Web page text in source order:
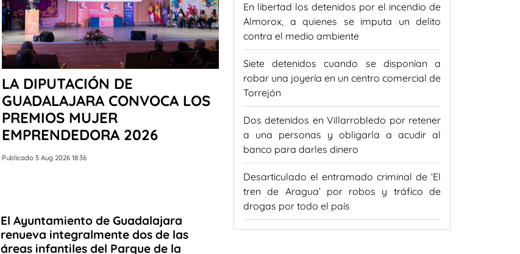
LA DIPUTACIÓN DE
GUADALAJARA CONVOCA LOS
PREMIOS MUJER
EMPRENDEDORA 2026
Publicado 5 Aug 2026 18:36
El Ayuntamiento de Guadalajara
renueva integralmente dos de las
áreas infantiles del Parque de la
En libertad los detenidos por el incendio de
Almorox, a quienes se imputa un delito
contra el medio ambiente
Siete detenidos cuando se disponían a
robar una joyería en un centro comercial de
Torrejón
Dos detenidos en Villarrobledo por retener
a una personas y obligarla a acudir al
banco para darles dinero
Desarticulado el entramado criminal de ‘El
tren de Aragua’ por robos y tráfico de
drogas por todo el país